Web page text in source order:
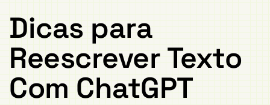
Dicas para
Reescrever Texto
Com ChatGPT